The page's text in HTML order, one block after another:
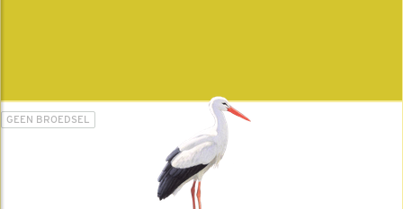
GEEN BROEDSEL